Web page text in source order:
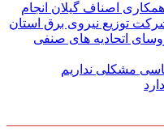
اصناف گیلان انجام
توزیع نیروی برق استان
اتحادیه های صنفی
مشکلی نداریم